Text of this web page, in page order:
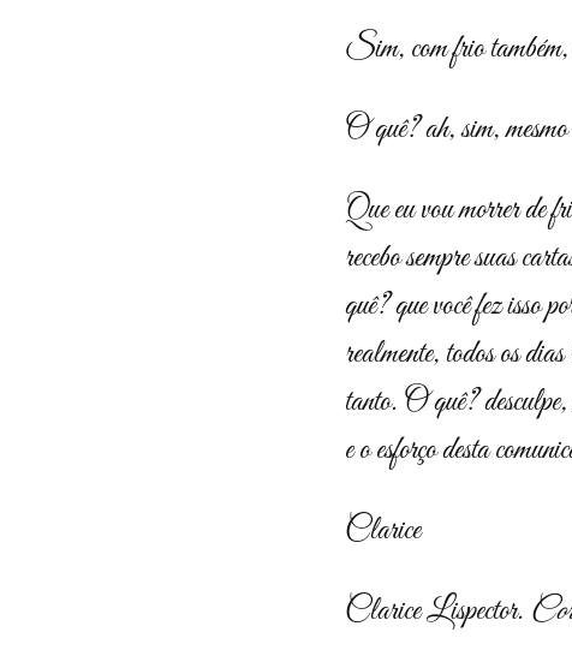
Sim, com frio
O quê? ah, sim,
Que eu vou morrer de
recebo sempre suas
quê? que você fez isso
realmente, todos os
tanto. O quê?
e o esforço desta
Clarice
Clarice Lispector.